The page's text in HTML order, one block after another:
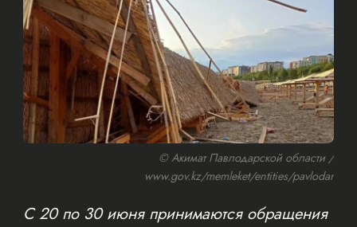
© Акимат Павлодарской области /
www.gov.kz/memleket/entities/pavlodar
С 20 по 30 июня принимаются обращения